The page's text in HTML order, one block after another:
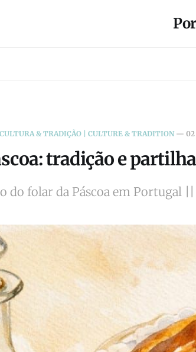
CULTURA & TRADIÇÃO | CULTURE & TRADITION— 02
tradição e
do folar da Páscoa em